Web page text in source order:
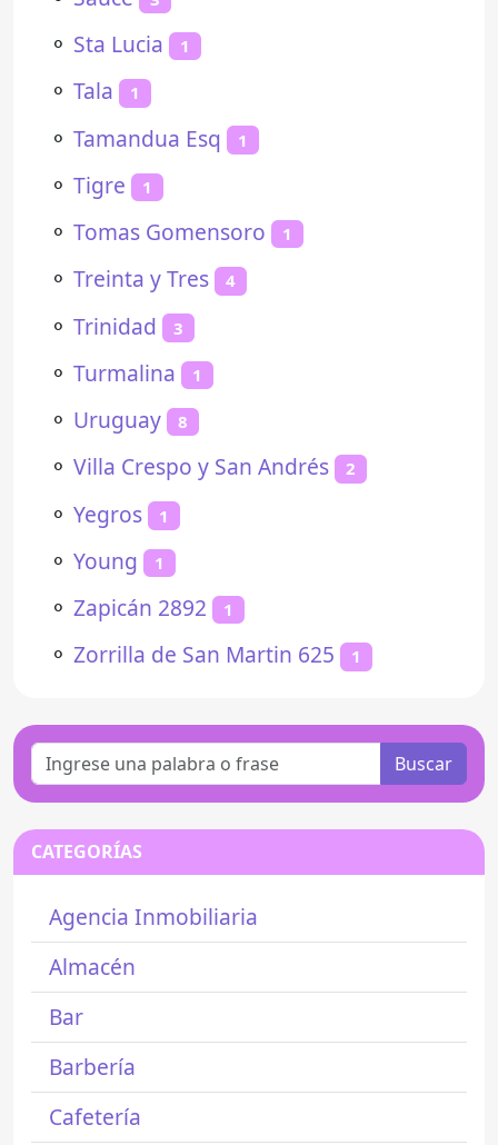
⚬ Sta Lucia 1
⚬ Tala 1
⚬ Tamandua Esq 1
⚬ Tigre 1
⚬ Tomas Gomensoro 1
⚬ Treinta y Tres 4
⚬ Trinidad 3
⚬ Turmalina 1
⚬ Uruguay 8
⚬ Villa Crespo y San Andrés 2
⚬ Yegros 1
⚬ Young 1
⚬ Zapicán 2892 1
⚬ Zorrilla de San Martin 625 1
Buscar
CATEGORÍAS
Agencia Inmobiliaria
Almacén
Bar
Barbería
Cafetería